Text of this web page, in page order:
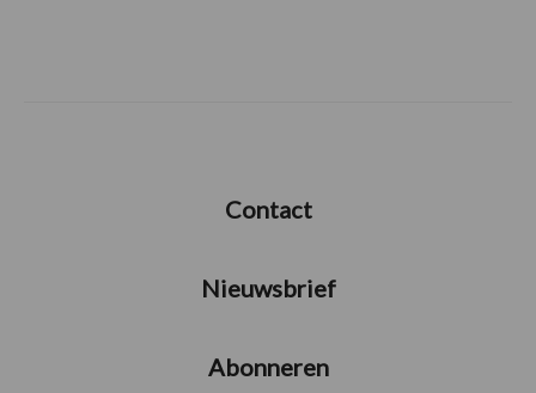
Contact
Nieuwsbrief
Abonneren